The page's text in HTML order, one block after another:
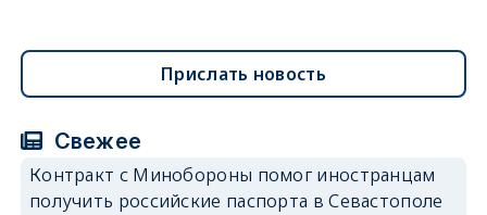
Прислать новость
Свежее
Контракт с Минобороны помог иностранцам
получить российские паспорта в Севастополе